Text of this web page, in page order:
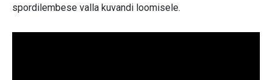
spordilembese valla kuvandi loomisele.